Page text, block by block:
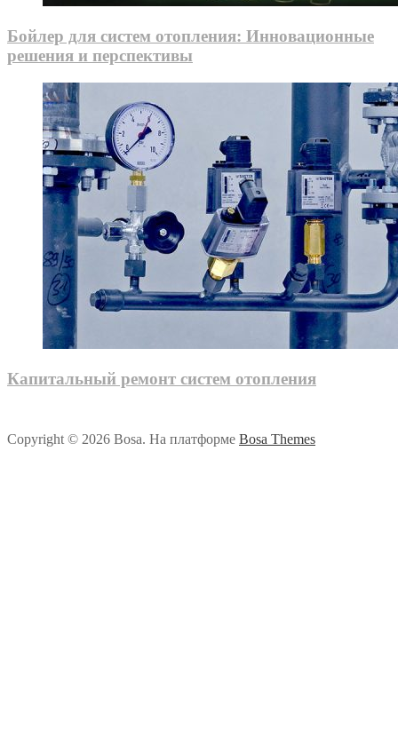
Бойлер для систем отопления: Инновационные
решения и перспективы
Капитальный ремонт систем отопления
Copyright © 2026 Bosa. На платформе Bosa Themes